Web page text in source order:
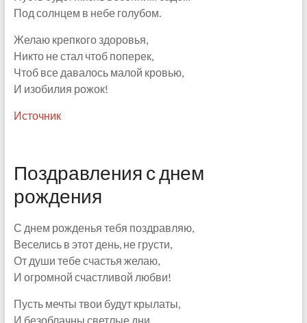
Под солнцем в небе голубом.
Желаю крепкого здоровья,
Никто не стал чтоб поперек,
Чтоб все давалось малой кровью,
И изобилия рожок!
Источник
Поздравления с днем
рождения
С днем рожденья тебя поздравляю,
Веселись в этот день, не грусти,
От души тебе счастья желаю,
И огромной счастливой любви!
Пусть мечты твои будут крылаты,
И безоблачны светлые дни,